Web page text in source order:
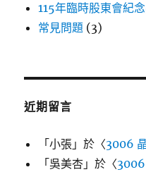
115年臨時股東會紀
常見問題 (3)
近期留言
「小張 」於〈3006
「吳美杏 」於〈